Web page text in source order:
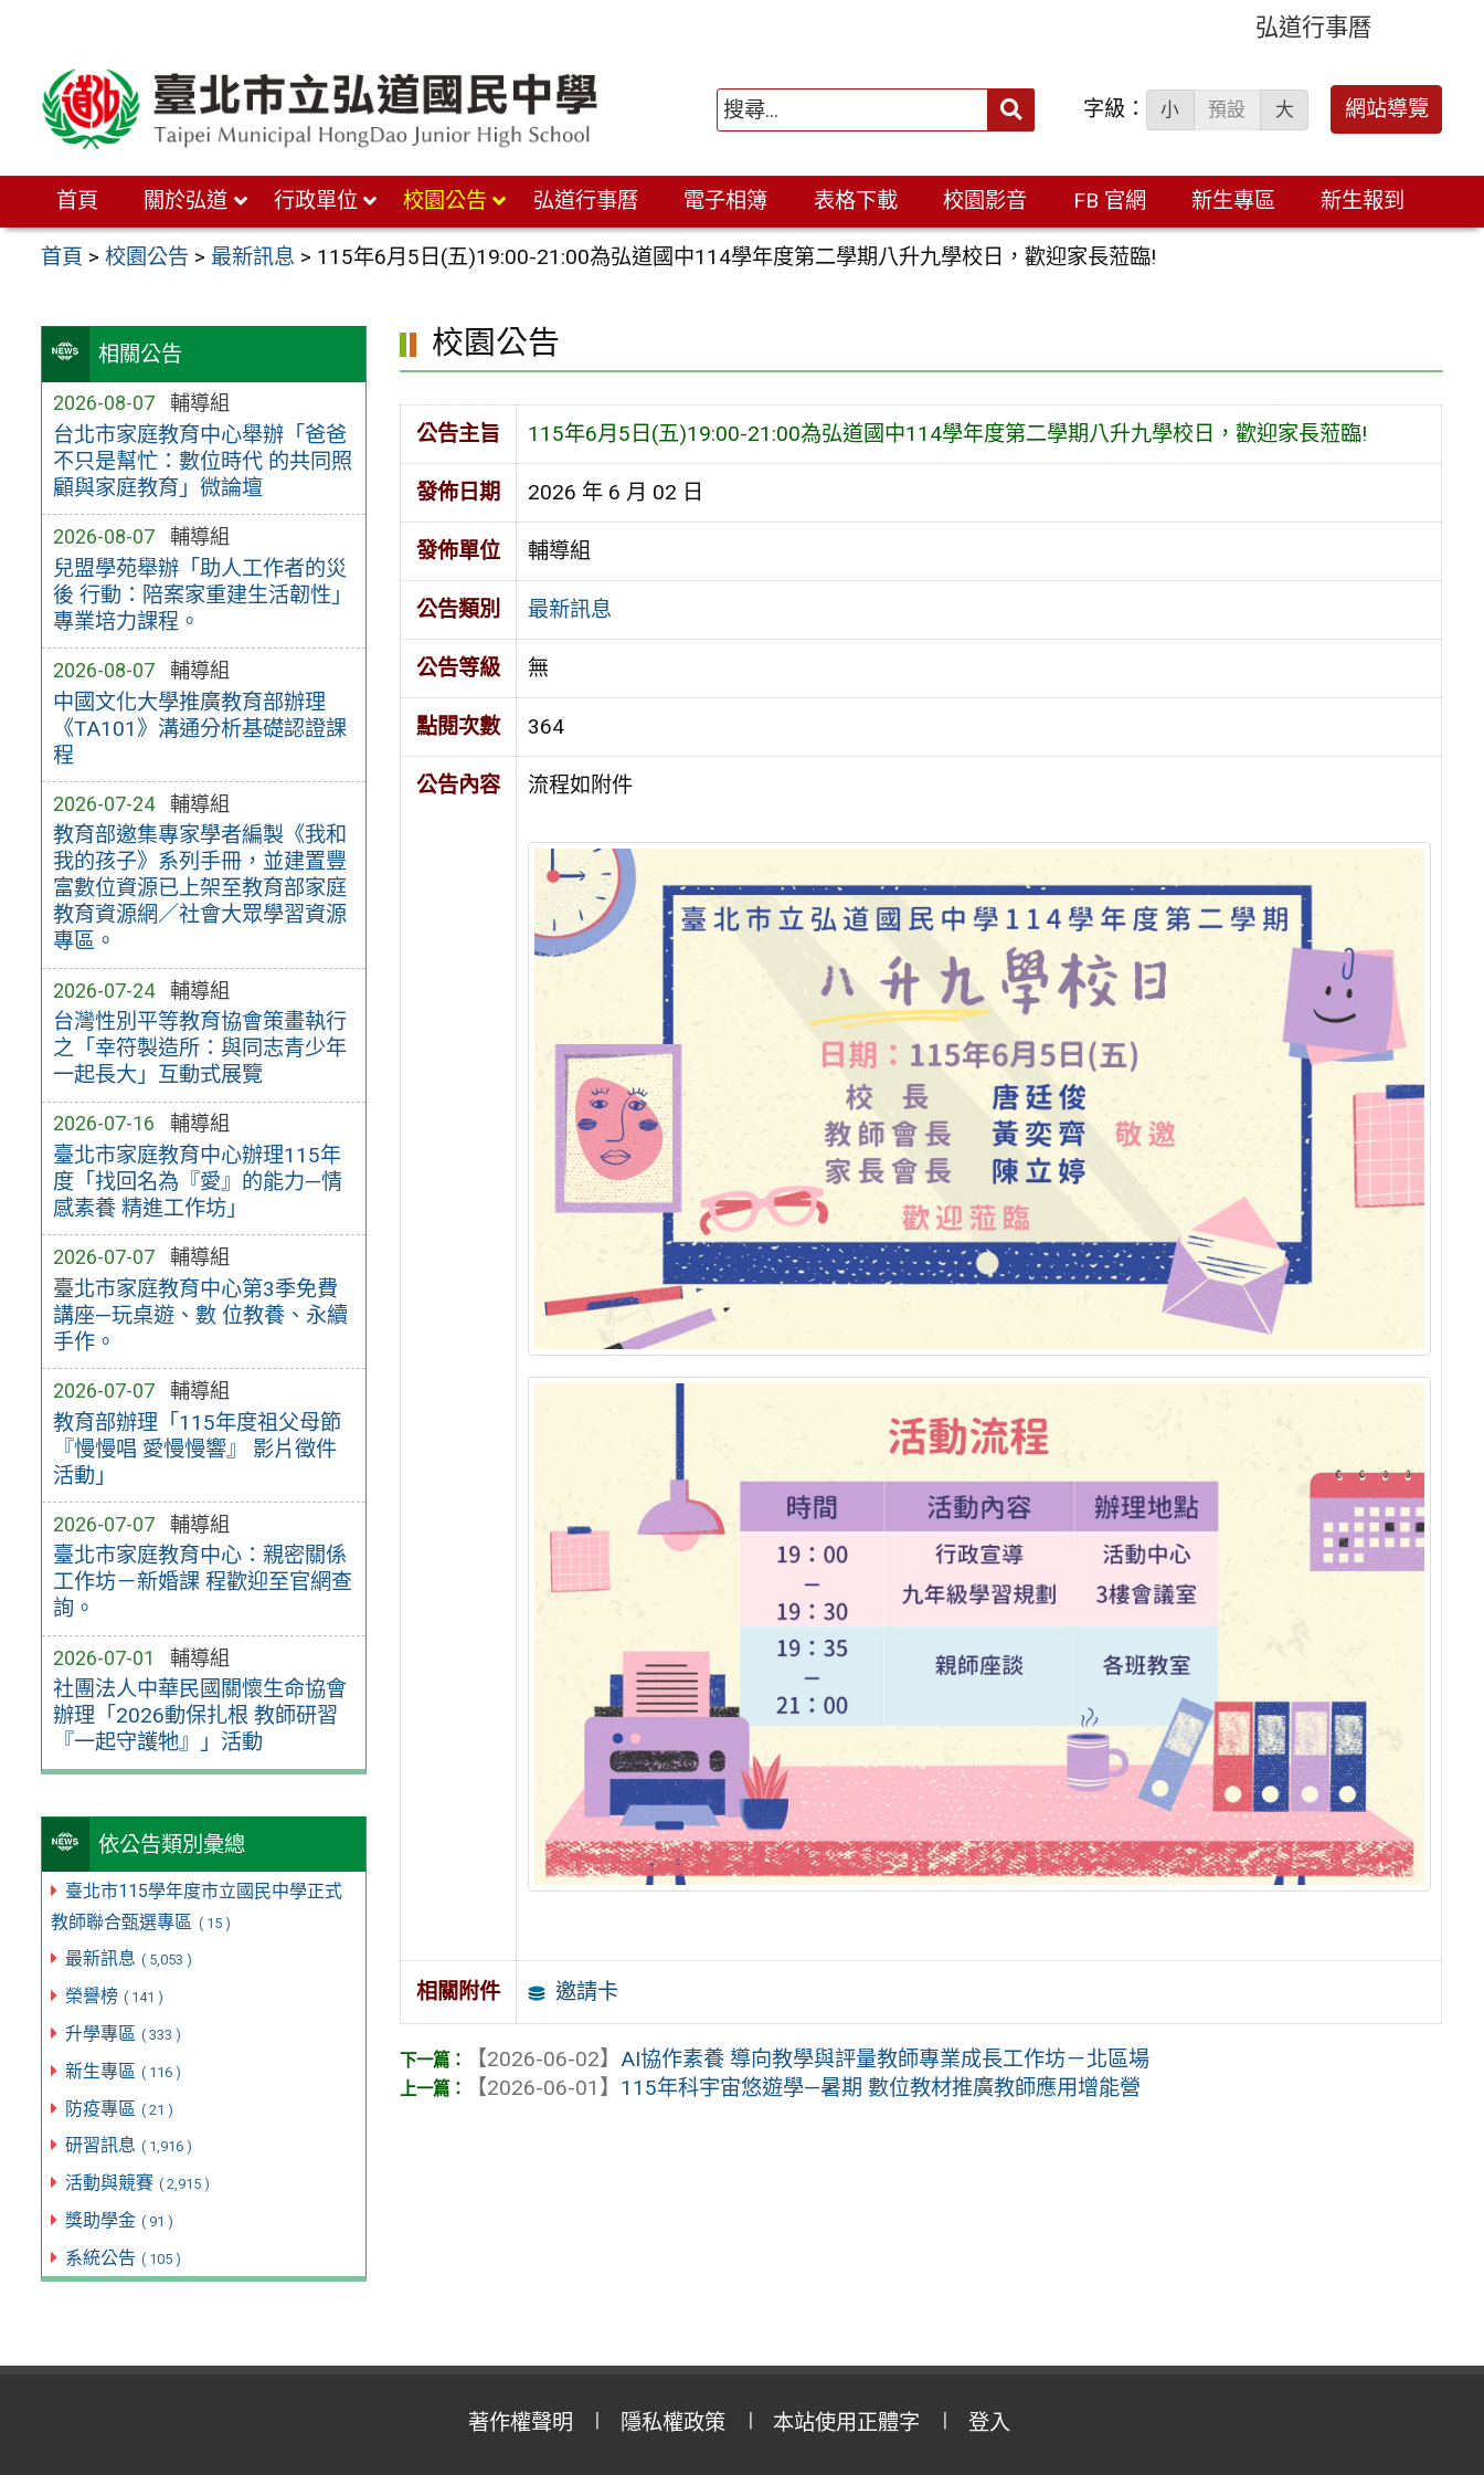
弘道行事曆
搜
字級： 小 預設 大 網站導覽
首頁 關於弘道 行政單位 校園公告 弘道行事曆 電子相簿 表格下載 校園影音 FB 官網 新生專區 新生報到
首頁 >校園公告 > 最新訊息 > 115年6月5日(五)19:00-21:00為弘道國中114學年度第二學期八升九學校日，歡迎家長蒞臨!
相關公告
2026-08-07 輔導組
台北市家庭教育中心舉辦「爸爸
不只是幫忙：數位時代 的共同照
顧與家庭教育」微論壇
2026-08-07 輔導組
兒盟學苑舉辦「助人工作者的災
後 行動：陪案家重建生活韌性」
專業培力課程。
2026-08-07 輔導組
中國文化大學推廣教育部辦理
《TA101》溝通分析基礎認證課
程
2026-07-24 輔導組
教育部邀集專家學者編製《我和
我的孩子》系列手冊，並建置豐
富數位資源已上架至教育部家庭
教育資源網／社會大眾學習資源
專區。
2026-07-24 輔導組
台灣性別平等教育協會策畫執行
之「幸符製造所：與同志青少年
一起長大」互動式展覽
2026-07-16 輔導組
臺北市家庭教育中心辦理115年
度「找回名為『愛』的能力—情
感素養 精進工作坊」
2026-07-07 輔導組
臺北市家庭教育中心第3季免費
講座—玩桌遊、數 位教養、永續
手作。
2026-07-07 輔導組
教育部辦理「115年度祖父母節
『慢慢唱 愛慢慢響』 影片徵件
活動」
2026-07-07 輔導組
臺北市家庭教育中心：親密關係
工作坊－新婚課 程歡迎至官網查
詢。
2026-07-01 輔導組
社團法人中華民國關懷生命協會
辦理「2026動保扎根 教師研習
『一起守護牠』」活動
依公告類別彙總
臺北市115學年度市立國民中學正式
教師聯合甄選專區 ( 15 )
最新訊息 ( 5,053 )
榮譽榜 ( 141 )
升學專區 ( 333 )
新生專區 ( 116 )
防疫專區 ( 21 )
研習訊息 ( 1,916 )
活動與競賽 ( 2,915 )
獎助學金 ( 91 )
系統公告 ( 105 )
校園公告
公告主旨 115年6月5日(五)19:00-21:00為弘道國中114學年度第二學期八升九學校日，歡迎家長蒞臨!
發佈日期 2026 年 6 月 02 日
發佈單位 輔導組
公告類別 最新訊息
公告等級 無
點閱次數 364
公告內容 流程如附件
相關附件 邀請卡
【2026-06-02】 AI協作素養 導向教學與評量教師專業成長工作坊－北區場
【2026-06-01】 115年科宇宙悠遊學—暑期 數位教材推廣教師應用增能營
著作權聲明 隱私權政策 本站使用正體字 登入